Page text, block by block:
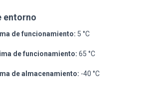
entorno
de funcionamiento: 5 °C
de funcionamiento: 65 °C
de almacenamiento: -40 °C